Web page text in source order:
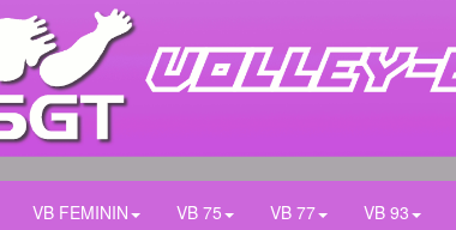
VB FEMININ VB 75 VB 77 VB 93